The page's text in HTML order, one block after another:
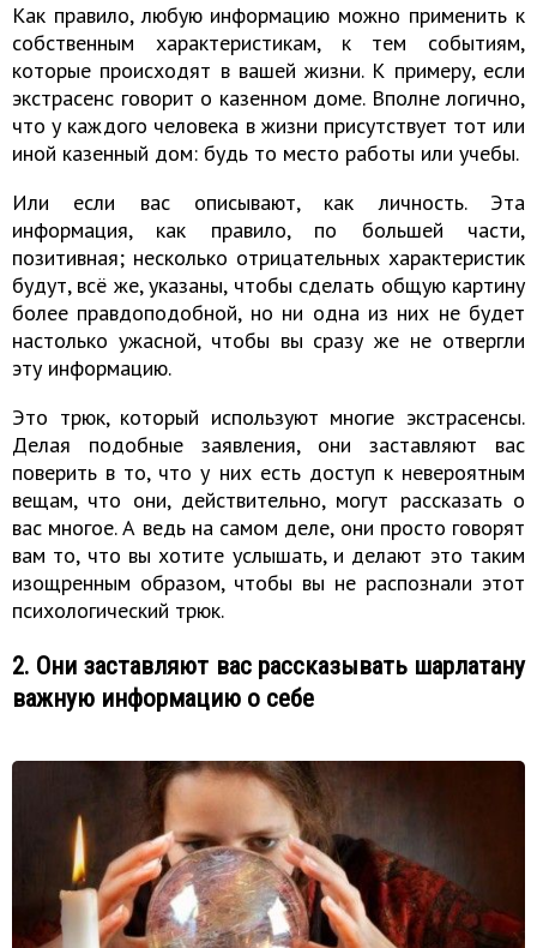
Как правило, любую информацию можно применить к
собственным характеристикам, к тем событиям,
которые происходят в вашей жизни. К примеру, если
экстрасенс говорит о казенном доме. Вполне логично,
что у каждого человека в жизни присутствует тот или
иной казенный дом: будь то место работы или учебы.
Или если вас описывают, как личность. Эта
информация, как правило, по большей части,
позитивная; несколько отрицательных характеристик
будут, всё же, указаны, чтобы сделать общую картину
более правдоподобной, но ни одна из них не будет
настолько ужасной, чтобы вы сразу же не отвергли
эту информацию.
Это трюк, который используют многие экстрасенсы.
Делая подобные заявления, они заставляют вас
поверить в то, что у них есть доступ к невероятным
вещам, что они, действительно, могут рассказать о
вас многое. А ведь на самом деле, они просто говорят
вам то, что вы хотите услышать, и делают это таким
изощренным образом, чтобы вы не распознали этот
психологический трюк.
2. Они заставляют вас рассказывать шарлатану
важную информацию о себе